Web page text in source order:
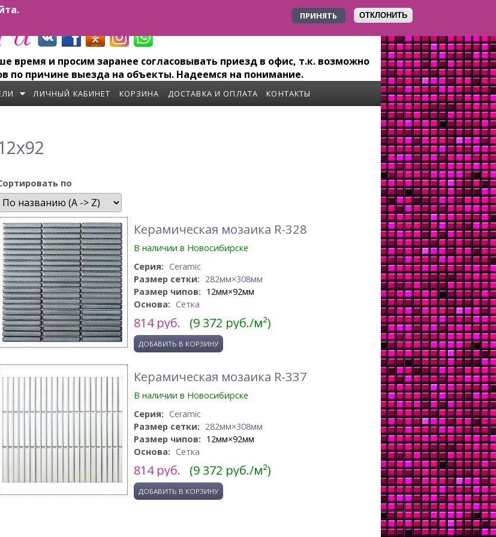
ПРИНЯТЬ ОТКЛОНИТЬ
+7 923 179-6-279
и просим заранее согласовывать приезд в офис, т.к. возможно
по причине выезда на объекты. Надеемся на понимание.
ЛИЧНЫЙ КАБИНЕТ КОРЗИНА ДОСТАВКА И ОПЛАТА КОНТАКТЫ
по
Керамическая мозаика R-328
В наличии в Новосибирске
Серия: Ceramic
Размер сетки: 282мм×308мм
Размер чипов: 12мм×92мм
Основа: Сетка
814руб. (9 372 руб./м²)
Керамическая мозаика R-337
В наличии в Новосибирске
Серия: Ceramic
Размер сетки: 282мм×308мм
Размер чипов: 12мм×92мм
Основа: Сетка
814руб. (9 372 руб./м²)